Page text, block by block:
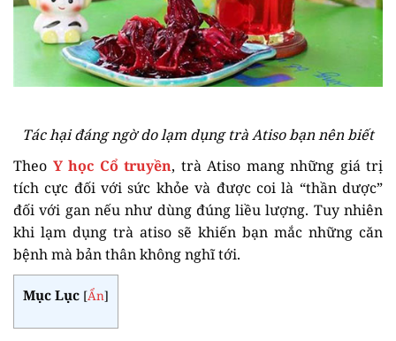
Tác hại đáng ngờ do lạm dụng trà Atiso bạn nên biết
Theo Y học Cổ truyền, trà Atiso mang những giá trị
tích cực đối với sức khỏe và được coi là “thần dược”
đối với gan nếu như dùng đúng liều lượng. Tuy nhiên
khi lạm dụng trà atiso sẽ khiến bạn mắc những căn
bệnh mà bản thân không nghĩ tới.
Mục Lục [Ẩn]